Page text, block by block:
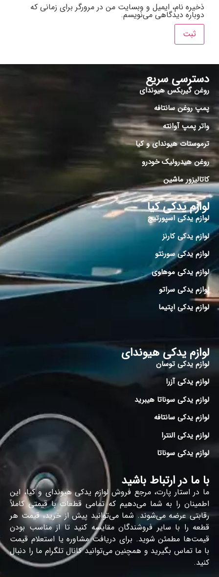
ذخیره نام، ایمیل و وبسایت من در مرورگر برای زمانی که
دوباره دیدگاهی می‌نویسم.
دسترسی سریع
روغن گیربکس هیوندای
پمپ روغن سانتافه
واتر پمپ آوانته
ترموستات هیوندای و کیا
روغن هیدرولیک خودرو
کاتالیزور ماشین
لوازم یدکی کیا
لوازم یدکی اسپورتیج
لوازم یدکی کارنز
لوازم یدکی سورنتو
لوازم یدکی موهاوی
لوازم یدکی سراتو
لوازم یدکی اپتیما
لوازم یدکی هیوندای
لوازم یدکی توسان
لوازم یدکی آزرا
لوازم یدکی سوناتا هیبرید
لوازم یدکی سانتافه
لوازم یدکی النترا
لوازم یدکی سوناتا
با ما در ارتباط باشید
ما در استار پارت، مرجع فروش لوازم یدکی هیوندای و کیا، این
اطمینان را به شما می‌دهیم که تمامی قطعات با قیمتی کاملاً
رقابتی عرضه می‌شوند. شما می‌توانید پیش از خرید، قیمت هر
قطعه را با سایر فروشندگان مقایسه کنید تا از مناسب بودن
قیمت‌ها مطمئن شوید. برای دریافت مشاوره یا استعلام قیمت
با ما تماس بگیرید و همچنین می‌توانید کانال تلگرام ما را دنبال
کنید.